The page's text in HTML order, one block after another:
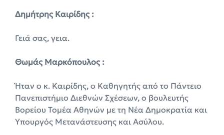
Δημήτρης Καιρίδης :
Γειά σας, γεια.
Θωμάς Μαρκόπουλος :
Ήταν ο κ. Καιρίδης, ο Καθηγητής από το Πάντειο
Πανεπιστήμιο Διεθνών Σχέσεων, ο βουλευτής
Βορείου Τομέα Αθηνών με τη Νέα Δημοκρατία και
Υπουργός Μετανάστευσης και Ασύλου.